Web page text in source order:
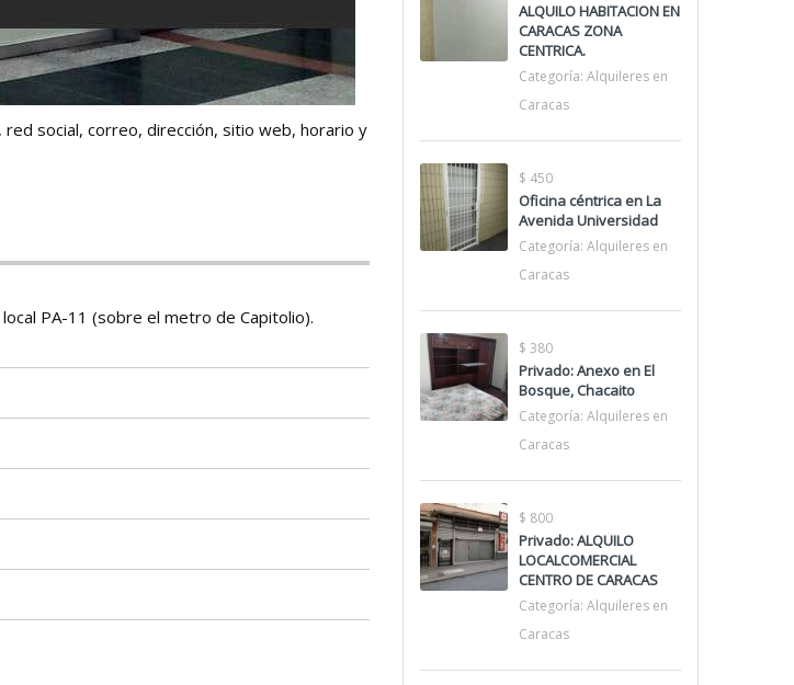
social, correo, dirección, sitio web, horario y
PA-11 (sobre el metro de Capitolio).
ALQUILO HABITACION EN
CARACAS ZONA
CENTRICA.
Categoría: Alquileres en
Caracas
$ 450
Oficina céntrica en La
Avenida Universidad
Categoría: Alquileres en
Caracas
$ 380
Privado: Anexo en El
Bosque, Chacaito
Categoría: Alquileres en
Caracas
$ 800
Privado: ALQUILO
LOCALCOMERCIAL
CENTRO DE CARACAS
Categoría: Alquileres en
Caracas